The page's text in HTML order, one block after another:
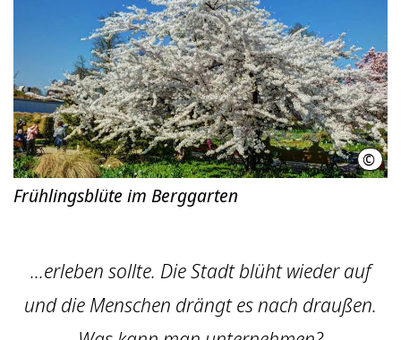
©
Frühlingsblüte im Berggarten
...erleben sollte. Die Stadt blüht wieder auf
und die Menschen drängt es nach draußen.